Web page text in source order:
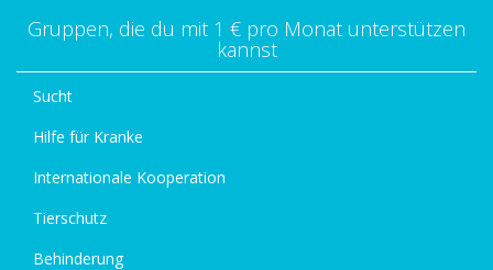
Gruppen, die du mit 1 € pro Monat unterstützen
kannst
Sucht
Hilfe für Kranke
Internationale Kooperation
Tierschutz
Behinderung